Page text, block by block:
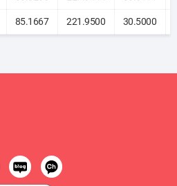
85.1667 221.9500 30.5000